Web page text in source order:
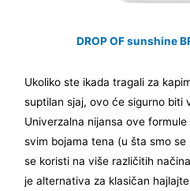
DROP OF sunshine
Ukoliko ste ikada tragali za
suptilan sjaj, ovo će sigurno biti
Univerzalna nijansa ove
svim bojama tena (u šta smo
se koristi na više različitih
je alternativa za klasičan